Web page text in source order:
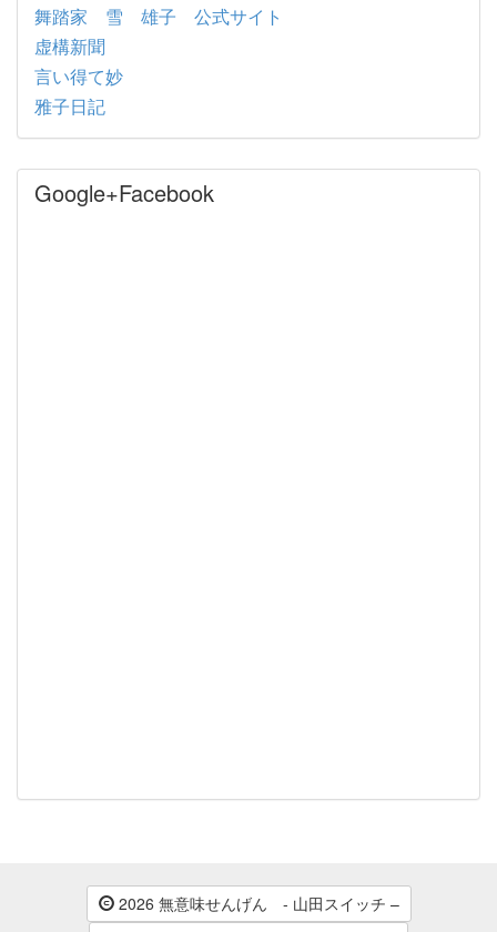
舞踏家 雪 雄子 公式サイト
虚構新聞
言い得て妙
雅子日記
Google+Facebook
2026 無意味せんげん - 山田スイッチ –